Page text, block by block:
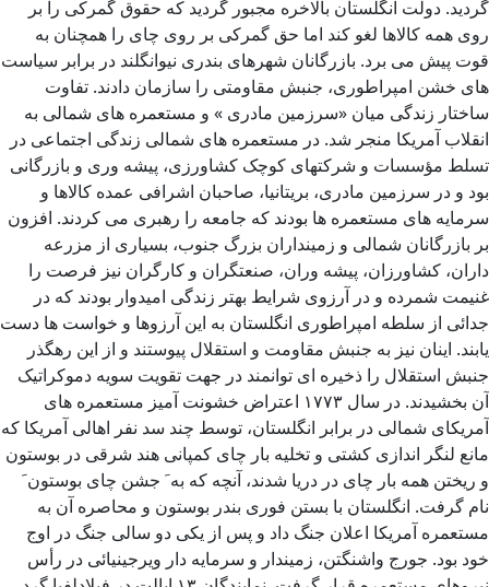
گردید. دولت انگلستان بالاخره مجبور گردید که حقوق گمرکی را بر
روی همه کالاها لغو کند اما حق گمرکی بر روی چای را همچنان به
قوت پیش می برد. بازرگانان شهرهای بندری نیوانگلند در برابر سیاست
های خشن امپراطوری، جنبش مقاومتی را سازمان دادند. تفاوت
ساختار زندگی میان «سرزمین مادری » و مستعمره های شمالی به
انقلاب آمریکا منجر شد. در مستعمره های شمالی زندگی اجتماعی در
تسلط مؤسسات و شرکتهای کوچک کشاورزی، پیشه وری و بازرگانی
بود و در سرزمین مادری، بریتانیا، صاحبان اشرافی عمده کالاها و
سرمایه های مستعمره ها بودند که جامعه را رهبری می کردند. افزون
بر بازرگانان شمالی و زمینداران بزرگ جنوب، بسیاری از مزرعه
داران، کشاورزان، پیشه وران، صنعتگران و کارگران نیز فرصت را
غنیمت شمرده و در آرزوی شرایط بهتر زندگی امیدوار بودند که در
جدائی از سلطه امپراطوری انگلستان به این آرزوها و خواست ها دست
یابند. اینان نیز به جنبش مقاومت و استقلال پیوستند و از این رهگذر
جنبش استقلال را ذخیره ای توانمند در جهت تقویت سویه دموکراتیک
آن بخشیدند. در سال ۱۷۷۳ اعتراض خشونت آمیز مستعمره های
آمریکای شمالی در برابر انگلستان، توسط چند سد نفر اهالی آمریکا که
مانع لنگر اندازی کشتی و تخلیه بار چای کمپانی هند شرقی در بوستون
و ریختن همه بار چای در دریا شدند، آنچه که به َ جشن چای بوستون َ
نام گرفت. انگلستان با بستن فوری بندر بوستون و محاصره آن به
مستعمره آمریکا اعلان جنگ داد و پس از یکی دو سالی جنگ در اوج
خود بود. جورج واشنگتن، زمیندار و سرمایه دار ویرجینیائی در رأس